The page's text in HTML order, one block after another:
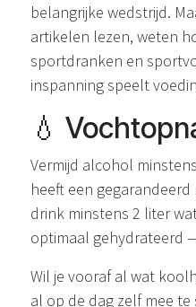
belangrijke wedstrijd.
artikelen lezen, weten
sportdranken en
inspanning speelt
💧
Vermijd alcohol
heeft een
drink minstens 2 liter
optimaal gehydrateerd
Wil je vooraf al wat
al op de dag zelf mee te